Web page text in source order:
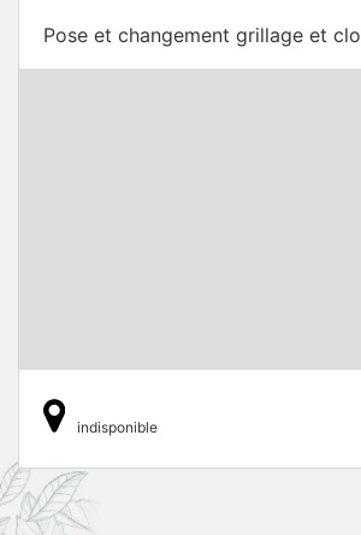
Pose et changement grillage et
indisponible